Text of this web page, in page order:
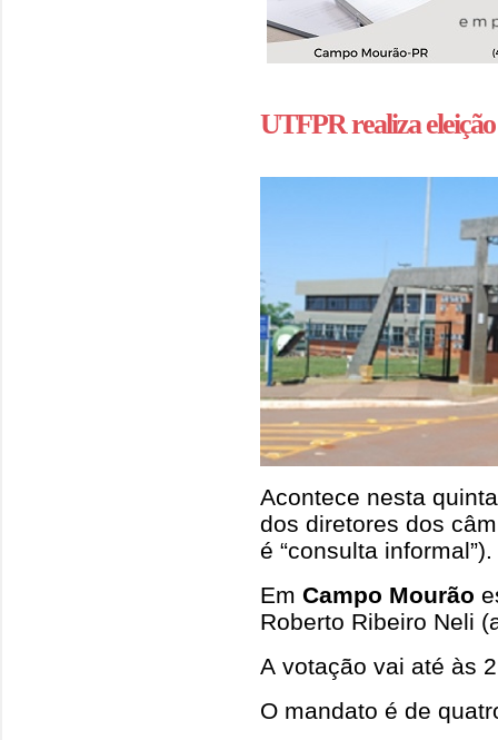
UTFPR realiza
Acontece nesta
dos diretores dos
é “consulta informal”).
Em Campo Mourão
Roberto Ribeiro Neli
A votação vai até às
O mandato é de